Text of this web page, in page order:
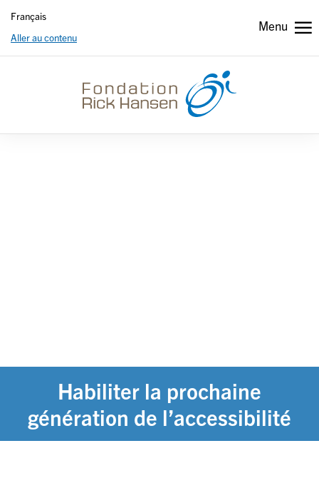
Aller au contenu
Menu
Français
Habiliter la prochaine
génération de l’accessibilité